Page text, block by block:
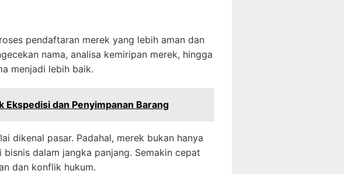
pendaftaran merek yang lebih aman dan
nama, analisa kemiripan merek, hingga
menjadi lebih baik.
dan Penyimpanan Barang
dikenal pasar. Padahal, merek bukan hanya
dalam jangka panjang. Semakin cepat
dan konflik hukum.